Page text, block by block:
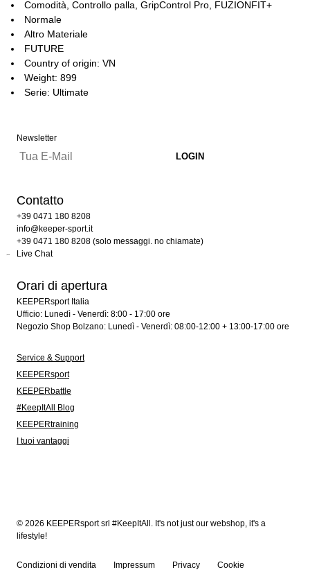
Comodità, Controllo palla, GripControl Pro, FUZIONFIT+
Normale
Altro Materiale
FUTURE
Country of origin: VN
Weight: 899
Serie: Ultimate
Newsletter
Contatto
+39 0471 180 8208
info@keeper-sport.it
+39 0471 180 8208 (solo messaggi. no chiamate)
Live Chat
Orari di apertura
KEEPERsport Italia
Ufficio: Lunedì - Venerdì: 8:00 - 17:00 ore
Negozio Shop Bolzano: Lunedì - Venerdì: 08:00-12:00 + 13:00-17:00 ore
Service & Support
KEEPERsport
KEEPERbattle
#KeepItAll Blog
KEEPERtraining
I tuoi vantaggi
© 2026 KEEPERsport srl #KeepItAll. It's not just our webshop, it's a
lifestyle!
Condizioni di vendita Impressum Privacy Cookie